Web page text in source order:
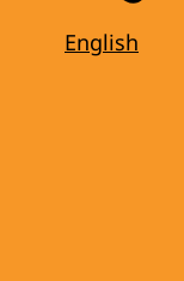
English